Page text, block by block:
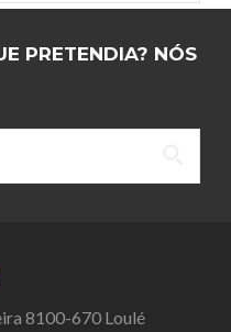
PRETENDIA? NÓS
8100-670 Loulé